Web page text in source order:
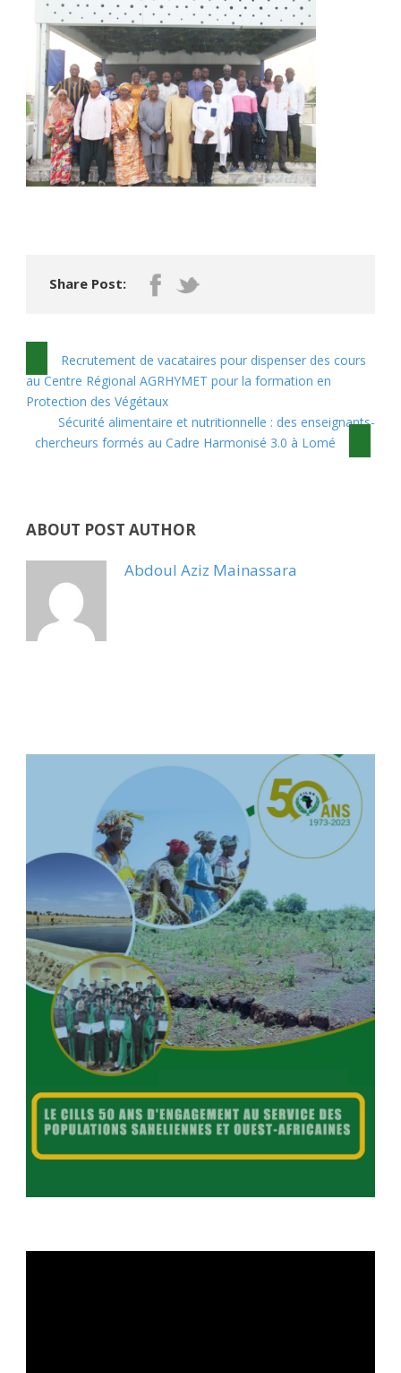
Share Post:
Recrutement de vacataires pour dispenser des cours
au Centre Régional AGRHYMET pour la formation en
Protection des Végétaux
Sécurité alimentaire et nutritionnelle : des enseignants-
chercheurs formés au Cadre Harmonisé 3.0 à Lomé
ABOUT POST AUTHOR
Abdoul Aziz Mainassara